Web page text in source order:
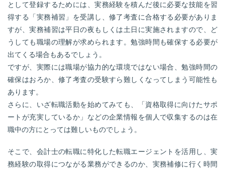
として登録するためには、実務経験を積んだ後に必要な技能を習
得する「実務補習」を受講し、修了考査に合格する必要がありま
すが、実務補習は平日の夜もしくは土日に実施されますので、ど
うしても職場の理解が求められます。勉強時間も確保する必要が
出てくる場合もあるでしょう。
ですが、実際には職場が協力的な環境ではない場合、勉強時間の
確保はおろか、修了考査の受験すら難しくなってしまう可能性も
あります。
さらに、いざ転職活動を始めてみても、「資格取得に向けたサポ
ートが充実しているか」などの企業情報を個人で収集するのは在
職中の方にとっては難しいものでしょう。
そこで、会計士の転職に特化した転職エージェントを活用し、実
務経験の取得につながる業務ができるのか、実務補修に行く時間